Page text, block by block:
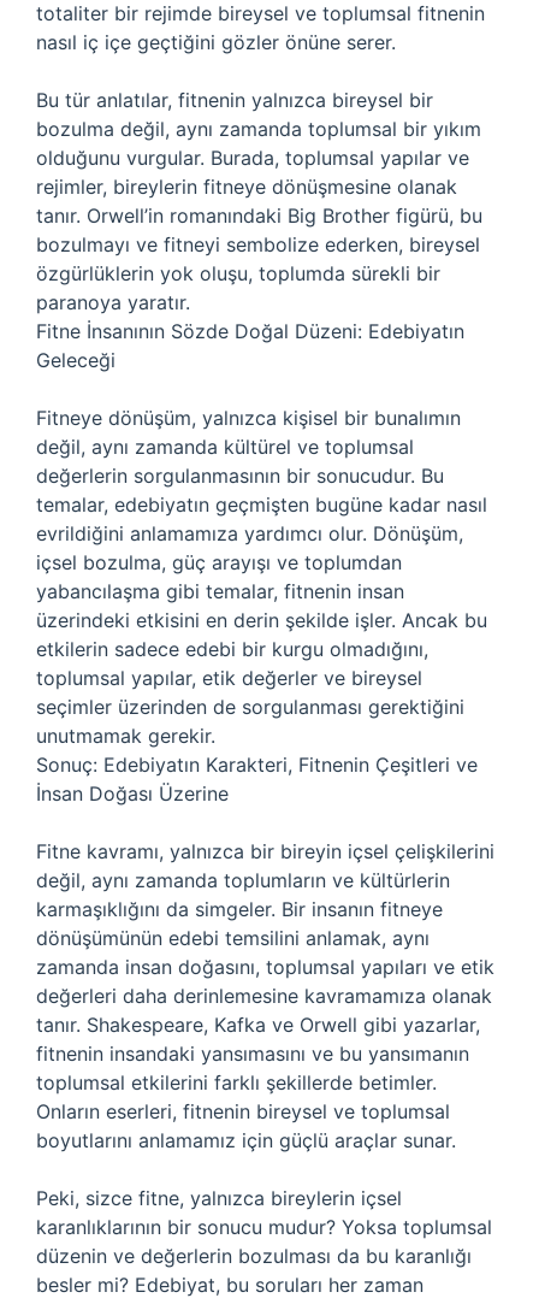
totaliter bir rejimde bireysel ve toplumsal fitnenin
nasıl iç içe geçtiğini gözler önüne serer.
Bu tür anlatılar, fitnenin yalnızca bireysel bir
bozulma değil, aynı zamanda toplumsal bir yıkım
olduğunu vurgular. Burada, toplumsal yapılar ve
rejimler, bireylerin fitneye dönüşmesine olanak
tanır. Orwell’in romanındaki Big Brother figürü, bu
bozulmayı ve fitneyi sembolize ederken, bireysel
özgürlüklerin yok oluşu, toplumda sürekli bir
paranoya yaratır.
Fitne İnsanının Sözde Doğal Düzeni: Edebiyatın
Geleceği
Fitneye dönüşüm, yalnızca kişisel bir bunalımın
değil, aynı zamanda kültürel ve toplumsal
değerlerin sorgulanmasının bir sonucudur. Bu
temalar, edebiyatın geçmişten bugüne kadar nasıl
evrildiğini anlamamıza yardımcı olur. Dönüşüm,
içsel bozulma, güç arayışı ve toplumdan
yabancılaşma gibi temalar, fitnenin insan
üzerindeki etkisini en derin şekilde işler. Ancak bu
etkilerin sadece edebi bir kurgu olmadığını,
toplumsal yapılar, etik değerler ve bireysel
seçimler üzerinden de sorgulanması gerektiğini
unutmamak gerekir.
Sonuç: Edebiyatın Karakteri, Fitnenin Çeşitleri ve
İnsan Doğası Üzerine
Fitne kavramı, yalnızca bir bireyin içsel çelişkilerini
değil, aynı zamanda toplumların ve kültürlerin
karmaşıklığını da simgeler. Bir insanın fitneye
dönüşümünün edebi temsilini anlamak, aynı
zamanda insan doğasını, toplumsal yapıları ve etik
değerleri daha derinlemesine kavramamıza olanak
tanır. Shakespeare, Kafka ve Orwell gibi yazarlar,
fitnenin insandaki yansımasını ve bu yansımanın
toplumsal etkilerini farklı şekillerde betimler.
Onların eserleri, fitnenin bireysel ve toplumsal
boyutlarını anlamamız için güçlü araçlar sunar.
Peki, sizce fitne, yalnızca bireylerin içsel
karanlıklarının bir sonucu mudur? Yoksa toplumsal
düzenin ve değerlerin bozulması da bu karanlığı
besler mi? Edebiyat, bu soruları her zaman